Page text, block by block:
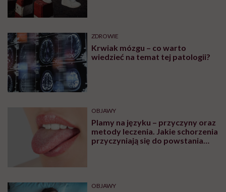
ZDROWIE
Krwiak mózgu – co warto
wiedzieć na temat tej patologii?
OBJAWY
Plamy na języku – przyczyny oraz
metody leczenia. Jakie schorzenia
przyczyniają się do powstania
OBJAWY